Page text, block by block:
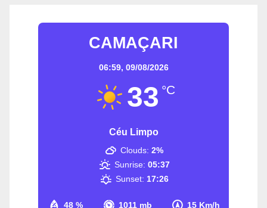
CAMAÇARI
06:59, 09/08/2026
33 °C
Céu Limpo
48 % 1011 mb 15 Km/h
Clouds: 2%
Sunrise: 05:37
Sunset: 17:26